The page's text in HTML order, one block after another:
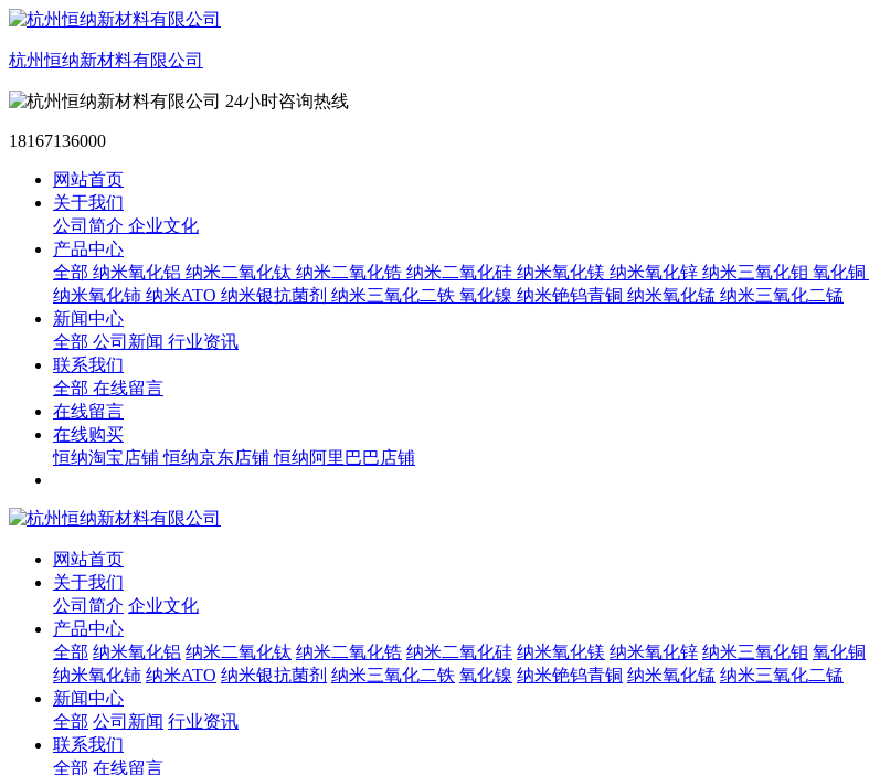
杭州恒纳新材料有限公司
24小时咨询热线
18167136000
网站首页
关于我们
公司简介 企业文化
产品中心
全部 纳米氧化铝 纳米二氧化钛 纳米二氧化锆 纳米二氧化硅 纳米氧化镁 纳米氧化锌 纳米三氧化钼 氧化铜
纳米氧化铈 纳米ATO 纳米银抗菌剂 纳米三氧化二铁 氧化镍 纳米铯钨青铜 纳米氧化锰 纳米三氧化二锰
新闻中心
全部 公司新闻 行业资讯
联系我们
全部 在线留言
在线留言
在线购买
恒纳淘宝店铺 恒纳京东店铺 恒纳阿里巴巴店铺
网站首页
关于我们
公司简介 企业文化
产品中心
全部 纳米氧化铝 纳米二氧化钛 纳米二氧化锆 纳米二氧化硅 纳米氧化镁 纳米氧化锌 纳米三氧化钼 氧化铜
纳米氧化铈 纳米ATO 纳米银抗菌剂 纳米三氧化二铁 氧化镍 纳米铯钨青铜 纳米氧化锰 纳米三氧化二锰
新闻中心
全部 公司新闻 行业资讯
联系我们
全部 在线留言